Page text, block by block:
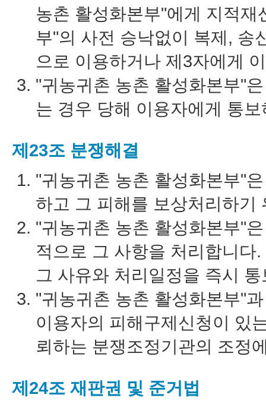
농촌 활성화본부"에게 지적
부"의 사전 승낙없이 복제, 송
으로 이용하거나 제3자에게
"귀농귀촌 농촌 활성화본부"
는 경우 당해 이용자에게 통
제23조 분쟁해결
"귀농귀촌 농촌 활성화본부"
하고 그 피해를 보상처리하기
"귀농귀촌 농촌 활성화본부"
적으로 그 사항을 처리합니
그 사유와 처리일정을 즉시
"귀농귀촌 농촌 활성화본부"
이용자의 피해구제신청이 있
뢰하는 분쟁조정기관의 조정
제24조 재판권 및 준거법